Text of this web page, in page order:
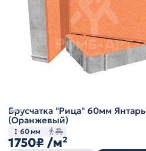
Брусчатка "Рица" 60мм Янтарь
(Оранжевый)
60 мм
1750₽ /м²